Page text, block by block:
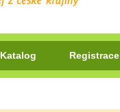
Katalog Registrace